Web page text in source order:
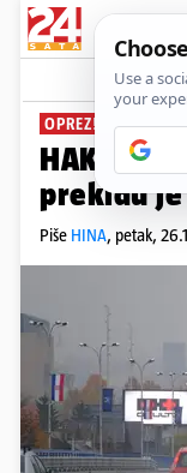
OPREZ!
HAK:
prekidu
Piše HINA, petak,